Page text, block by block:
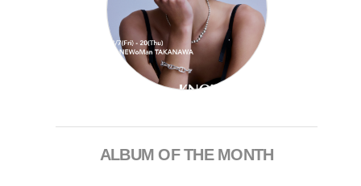
ALBUM OF THE MONTH